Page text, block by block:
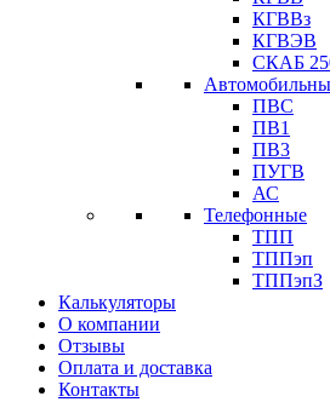
КГВВз
КГВЭВ
СКАБ
ПВС
ПВ1
ПВ3
ПУГВ
АС
Телефонные
ТПП
ТППэп
ТППэпЗ
Калькуляторы
О компании
Отзывы
Оплата и доставка
Контакты